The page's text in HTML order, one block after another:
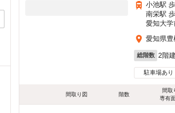
小池駅 歩
南栄駅 歩
愛知大学
愛知県
総階数 2階建
駐車場あり
間取り図 階数
間取
専有